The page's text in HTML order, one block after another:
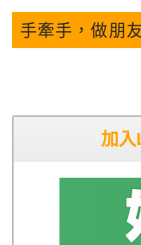
手牽手，做朋
加